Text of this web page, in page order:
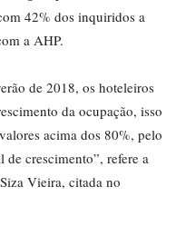
42% dos inquiridos a
a AHP.
de 2018, os hoteleiros
da ocupação, isso
acima dos 80%, pelo
crescimento”, refere a
Vieira, citada no